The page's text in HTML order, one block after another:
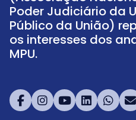
Poder Judiciário da
Público da União)
os interesses dos
MPU.